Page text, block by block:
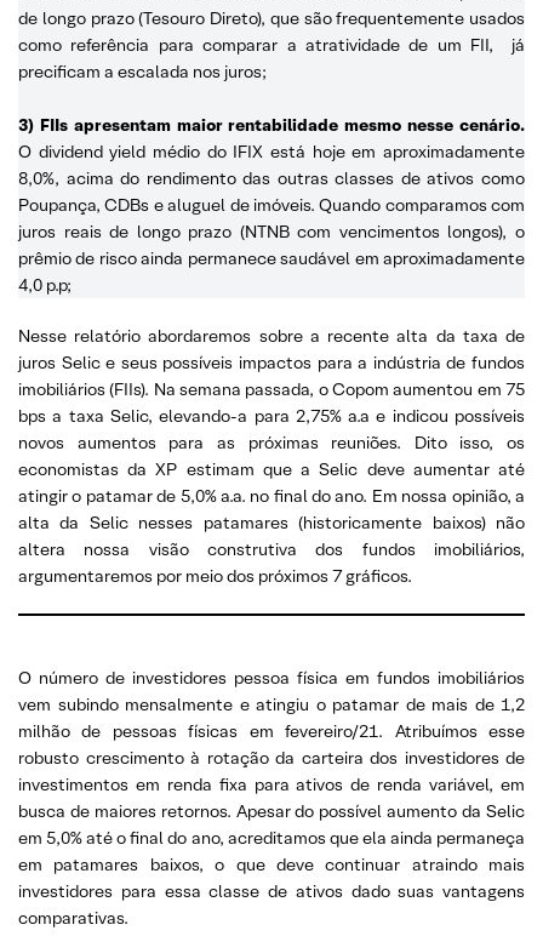
de longo prazo (Tesouro Direto), que são frequentemente usados
como referência para comparar a atratividade de um FII, já
precificam a escalada nos juros;
3) FIIs apresentam maior rentabilidade mesmo nesse cenário.
O dividend yield médio do IFIX está hoje em aproximadamente
8,0%, acima do rendimento das outras classes de ativos como
Poupança, CDBs e aluguel de imóveis. Quando comparamos com
juros reais de longo prazo (NTNB com vencimentos longos), o
prêmio de risco ainda permanece saudável em aproximadamente
4,0 p.p;
Nesse relatório abordaremos sobre a recente alta da taxa de
juros Selic e seus possíveis impactos para a indústria de fundos
imobiliários (FIIs). Na semana passada, o Copom aumentou em 75
bps a taxa Selic, elevando-a para 2,75% a.a e indicou possíveis
novos aumentos para as próximas reuniões. Dito isso, os
economistas da XP estimam que a Selic deve aumentar até
atingir o patamar de 5,0% a.a. no final do ano. Em nossa opinião, a
alta da Selic nesses patamares (historicamente baixos) não
altera nossa visão construtiva dos fundos imobiliários,
argumentaremos por meio dos próximos 7 gráficos.
O número de investidores pessoa física em fundos imobiliários
vem subindo mensalmente e atingiu o patamar de mais de 1,2
milhão de pessoas físicas em fevereiro/21. Atribuímos esse
robusto crescimento à rotação da carteira dos investidores de
investimentos em renda fixa para ativos de renda variável, em
busca de maiores retornos. Apesar do possível aumento da Selic
em 5,0% até o final do ano, acreditamos que ela ainda permaneça
em patamares baixos, o que deve continuar atraindo mais
investidores para essa classe de ativos dado suas vantagens
comparativas.